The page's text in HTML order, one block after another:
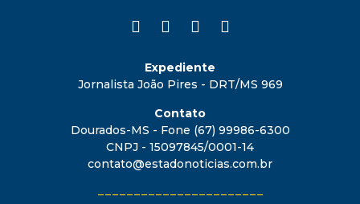
Expediente
Jornalista João Pires - DRT/MS 969
Contato
Dourados-MS - Fone (67) 99986-6300
CNPJ - 15097845/0001-14
contato@estadonoticias.com.br